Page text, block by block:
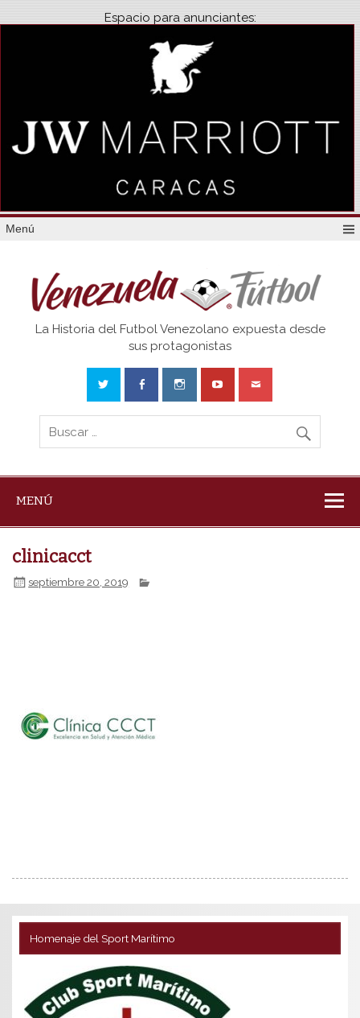
Espacio para anunciantes:
Menú
Venezuela
La Historia del Futbol Venezolano expuesta desde
sus protagonistas
MENÚ
clinicacct
septiembre 20, 2019
Homenaje del Sport Marítimo